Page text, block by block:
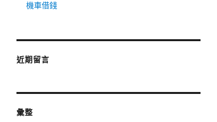
機車借錢
近期留言
彙整